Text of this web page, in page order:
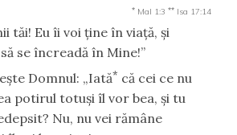
* Mal 1:3 ** Isa 17:14
tăi! Eu îi voi ţine în viaţă, şi
se încreadă în Mine!”
Domnul: „Iată* că cei ce nu
potirul totuşi îl vor bea, şi tu
Nu, nu vei rămâne